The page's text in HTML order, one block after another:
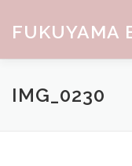
FUKUYAMA
HOME ABOUT
IMG_0230